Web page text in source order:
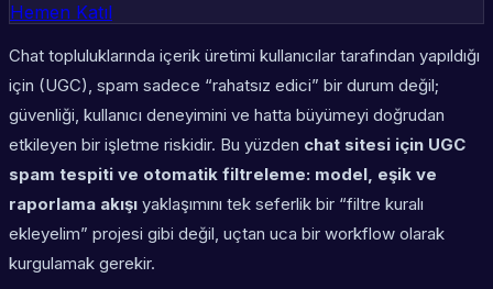
Hemen Katıl
Chat topluluklarında içerik üretimi kullanıcılar tarafından yapıldığı
için (UGC), spam sadece “rahatsız edici” bir durum değil;
güvenliği, kullanıcı deneyimini ve hatta büyümeyi doğrudan
etkileyen bir işletme riskidir. Bu yüzden chat sitesi için UGC
spam tespiti ve otomatik filtreleme: model, eşik ve
raporlama akışı yaklaşımını tek seferlik bir “filtre kuralı
ekleyelim” projesi gibi değil, uçtan uca bir workflow olarak
kurgulamak gerekir.